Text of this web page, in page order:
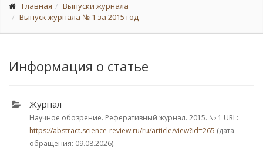
Главная
Выпуски журнала
Выпуск журнала № 1 за 2015 год
Информация о статье
Журнал
Научное обозрение. Реферативный журнал. 2015. № 1 URL:
https://abstract.science-review.ru/ru/article/view?id=265 (дата
обращения: 09.08.2026).